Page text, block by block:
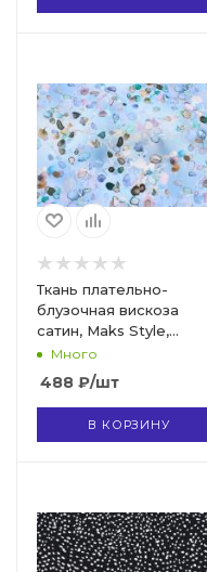
Ткань плательно-
блузочная вискоза
сатин, Maks Style,
вискоза 100%, арт. D-
Много
488 ₽/шт
В КОРЗИНУ